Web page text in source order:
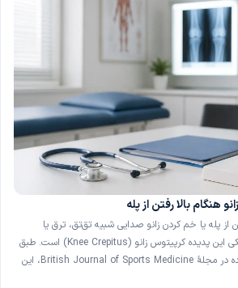
بالا رفتن از پله
از پله یا خم کردن زانو صدایی شبیه تق‌تق، ترق یا
خش‌خش می‌شنوند. نام پزشکی این پدیده کرپیتوس زانو (Knee Crepitus) است. طبق
بررسی سیستماتیک منتشرشده در مجلهٔ British Journal of Sports Medicine، این